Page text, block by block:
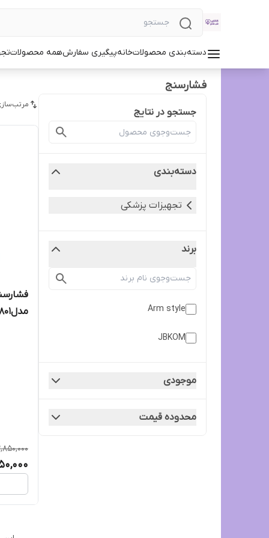
دسته‌بندی محصولاتخانهپیگیری سفارشهمه محصولات
فشارسنج
جستجو در نتایج
دسته‌بندی
تجهیزات پزشکی
برند
Arm style
JBKOM
موجودی
محدوده قیمت
مدلJBKOM BK_801